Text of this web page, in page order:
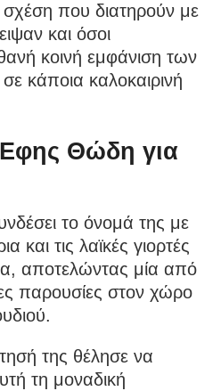
που διατηρούν με
και όσοι
κοινή εμφάνιση των
κάποια καλοκαιρινή
Θώδη για
το όνομά της με
και τις λαϊκές γιορτές
αποτελώντας μία από
παρουσίες στον χώρο
της θέλησε να
τη μοναδική